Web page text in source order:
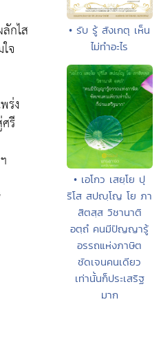
กไส
จ
ร่ง
รี
• รับ รู้ สังเกตุ เห็น
ไม่ทำอะไร
• เอโกว เสยฺโย ปุ
ริโส สปญฺโญ โย ภา
สิตสฺส วิชานาติ
อตฺถํ คนมีปัญญารู้
อรรถแห่งภาษิต
ชัดเจนคนเดียว
เท่านั้นก็ประเสริฐ
มาก